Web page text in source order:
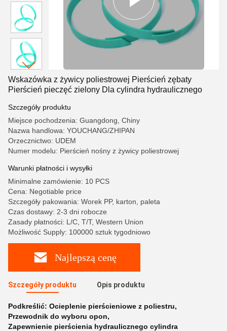
Wskazówka z żywicy poliestrowej Pierścień zębaty
Pierścień pieczęć zielony Dla cylindra hydraulicznego
Szczegóły produktu
Miejsce pochodzenia: Guangdong, Chiny
Nazwa handlowa: YOUCHANG/ZHIPAN
Orzecznictwo: UDEM
Numer modelu: Pierścień nośny z żywicy poliestrowej
Warunki płatności i wysyłki
Minimalne zamówienie: 10 PCS
Cena: Negotiable price
Szczegóły pakowania: Worek PP, karton, paleta
Czas dostawy: 2-3 dni robocze
Zasady płatności: L/C, T/T, Western Union
Możliwość Supply: 100000 sztuk tygodniowo
Najlepszą cenę
Szczegóły produktu Opis produktu
Podkreślić: Ocieplenie pierścieniowe z poliestru,
Przewodnik do wyboru opon,
Zapewnienie pierścienia hydraulicznego cylindra